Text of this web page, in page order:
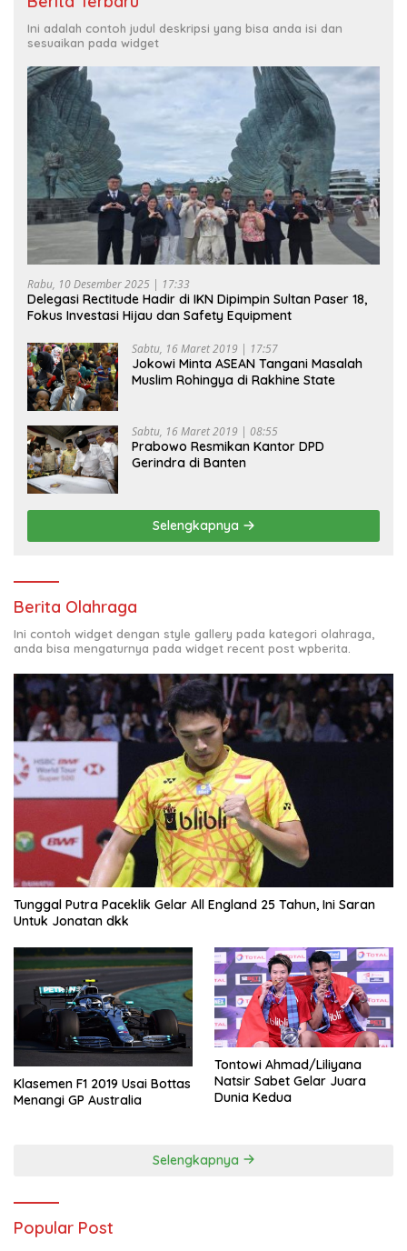
Ini adalah contoh judul deskripsi yang bisa anda isi dan
sesuaikan pada widget
Rabu, 10 Desember 2025 | 17:33
Delegasi Rectitude Hadir di IKN Dipimpin Sultan Paser 18,
Fokus Investasi Hijau dan Safety Equipment
Sabtu, 16 Maret 2019 | 17:57
Jokowi Minta ASEAN Tangani Masalah
Muslim Rohingya di Rakhine State
Sabtu, 16 Maret 2019 | 08:55
Prabowo Resmikan Kantor DPD
Gerindra di Banten
Selengkapnya
Berita Olahraga
Ini contoh widget dengan style gallery pada kategori olahraga,
anda bisa mengaturnya pada widget recent post wpberita.
Tunggal Putra Paceklik Gelar All England 25 Tahun, Ini Saran
Untuk Jonatan dkk
Klasemen F1 2019 Usai Bottas
Menangi GP Australia
Tontowi Ahmad/Liliyana
Natsir Sabet Gelar Juara
Dunia Kedua
Selengkapnya
Popular Post